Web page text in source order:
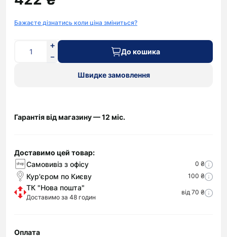
Бажаєте дізнатись коли ціна зміниться?
До кошика
Швидке замовлення
Гарантія від магазину — 12 міс.
Доставимо цей товар:
Самовивіз з офісу
0 ₴
Кур'єром по Києву 100 ₴
ТК "Нова пошта"
Доставимо за 48 годин
від 70 ₴
Оплата